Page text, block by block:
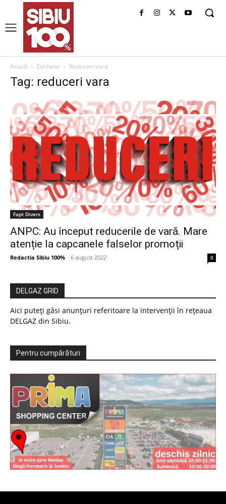
Acasă Etichete Reduceri vara
Tag: reduceri vara
Fapt Divers
ANPC: Au început reducerile de vară. Mare
atenție la capcanele falselor promoții
Redactia Sibiu 100% - 6 august 2022 0
DELGAZ GRID
Aici puteți găsi anunțuri referitoare la intervenții în rețeaua
DELGAZ din Sibiu.
Pentru cumpărături